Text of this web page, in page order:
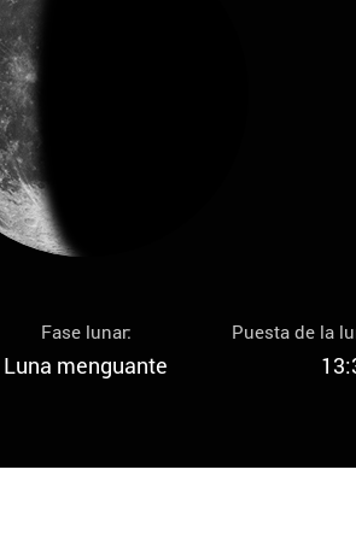
Fase lunar:
Luna menguante
Puesta de la